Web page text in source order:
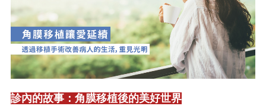
診內的故事：角膜移植後的美好世界